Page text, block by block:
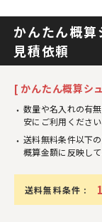
かんたん概
見積依頼
[ かんたん概算シ
数量や名入れの有
安にご利用ください
送料無料条件以下
概算金額に反映して
送料無料条件 :